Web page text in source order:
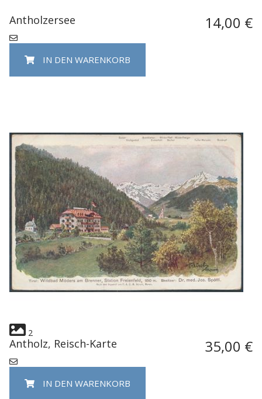
Antholzersee 14,00 €
IN DEN WARENKORB
2
Antholz, Reisch-Karte 35,00 €
IN DEN WARENKORB